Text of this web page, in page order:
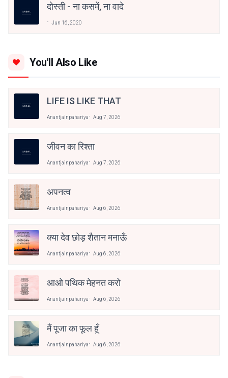
दोस्ती - ना कसमें, ना वादे
Jun 16, 2020
You'll Also Like
LIFE IS LIKE THAT
Anantjainpahariya Aug 7, 2026
जीवन का रिश्ता
Anantjainpahariya Aug 7, 2026
अपनत्व
Anantjainpahariya Aug 6, 2026
क्या देव छोड़ शैतान मनाऊँ
Anantjainpahariya Aug 6, 2026
आओ पथिक मेहनत करो
Anantjainpahariya Aug 6, 2026
मैं पूजा का फूल हूँ
Anantjainpahariya Aug 6, 2026